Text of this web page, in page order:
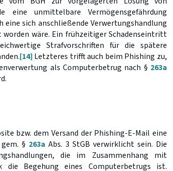
eine unmittelbare Vermögensgefährdung
sich anschließende Verwertungshandlung
wäre. Ein frühzeitiger Schadenseintritt
Strafvorschriften für die spätere
[14] Letzteres trifft auch beim Phishing zu,
als Computerbetrug nach § 263a
bzw. dem Versand der Phishing-E-Mail eine
§ 263a Abs. 3 StGB verwirklicht sein. Die
die im Zusammenhang mit
die Begehung eines Computerbetrugs ist.